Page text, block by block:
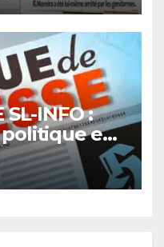
SL-INFO :
politique en